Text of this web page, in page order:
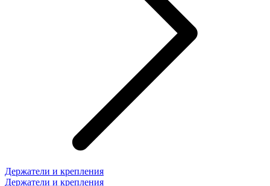
Держатели и крепления
Держатели и крепления